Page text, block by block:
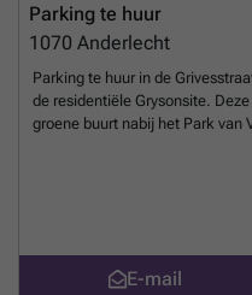
Parking te huur
1070 Anderlecht
Parking te huur in de
de residentiële Grysonsite.
groene buurt nabij het Park van
nabijgelegen openbare
van tram 81 (halte Nationale
beveiligde parking biedt een
een dichtbevolkte woonwijk.
U kunt uw parkeerplaats direct
Meer weten?
E-mail